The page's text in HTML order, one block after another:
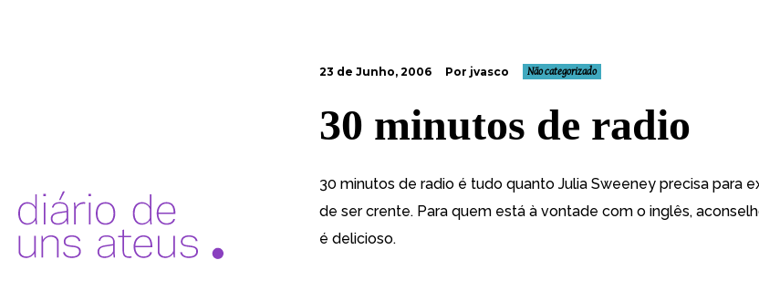
23 de Junho, 2006 Por jvasco Não categorizado
30 minutos de radio
30 minutos de radio é tudo quanto Julia Sweeney precisa para
de ser crente. Para quem está à vontade com o inglês,
é delicioso.